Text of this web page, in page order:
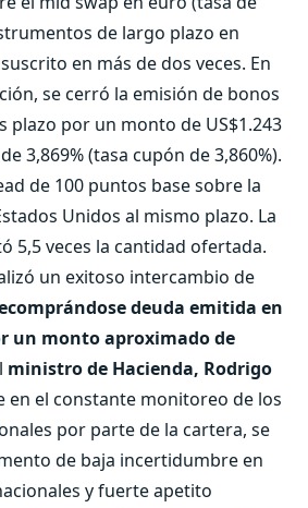
de largo plazo en
en más de dos veces. En
se cerró la emisión de bonos
plazo por un monto de US$1.243
3,869% (tasa cupón de 3,860%).
de 100 puntos base sobre la
Unidos al mismo plazo. La
5,5 veces la cantidad ofertada.
un exitoso intercambio de
deuda emitida en
un monto aproximado de
ministro de Hacienda, Rodrigo
en el constante monitoreo de los
por parte de la cartera, se
de baja incertidumbre en
y fuerte apetito